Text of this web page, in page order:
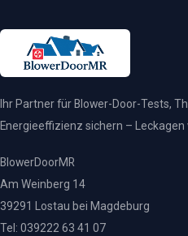
Ihr Partner für Blower-Door-Tests,
Energieeffizienz sichern – Leckagen
BlowerDoorMR
Am Weinberg 14
39291 Lostau bei Magdeburg
Tel: 039222 63 41 07